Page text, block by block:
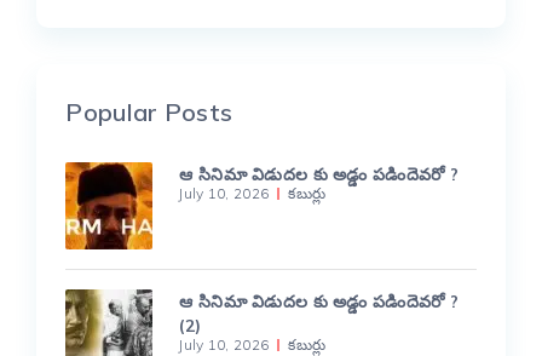
Popular Posts
ఆ సినిమా విడుదల కు అడ్డం పడిందెవరో ?
July 10, 2026 కబుర్లు
ఆ సినిమా విడుదల కు అడ్డం పడిందెవరో ?
(2)
July 10, 2026 కబుర్లు